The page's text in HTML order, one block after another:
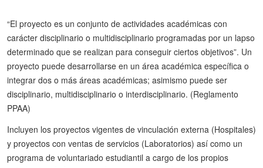
“El proyecto es un conjunto de actividades académicas con
carácter disciplinario o multidisciplinario programadas por un lapso
determinado que se realizan para conseguir ciertos objetivos”. Un
proyecto puede desarrollarse en un área académica específica o
integrar dos o más áreas académicas; asimismo puede ser
disciplinario, multidisciplinario o interdisciplinario. (Reglamento
PPAA)
Incluyen los proyectos vigentes de vinculación externa (Hospitales)
y proyectos con ventas de servicios (Laboratorios) así como un
programa de voluntariado estudiantil a cargo de los propios